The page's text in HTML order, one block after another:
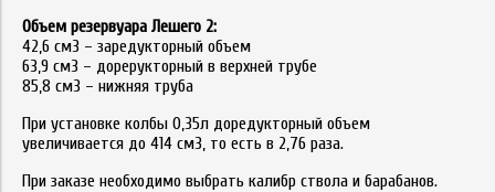
Объем резервуара Лешего 2:
42,6 см3 – заредукторный объем
63,9 см3 – дорерукторный в верхней трубе
85,8 см3 – нижняя труба
При установке колбы 0,35л доредукторный объем
увеличивается до 414 см3, то есть в 2,76 раза.
При заказе необходимо выбрать калибр ствола и барабанов.